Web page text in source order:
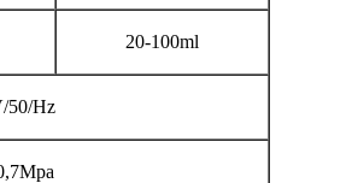
20-100ml
50/Hz